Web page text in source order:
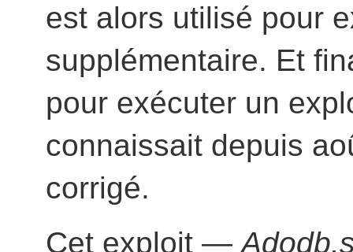
est alors utilisé pour
supplémentaire. Et
pour exécuter un
connaissait depuis
corrigé.
Cet exploit —